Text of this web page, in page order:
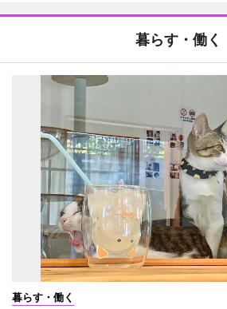
暮らす・働く
暮らす・働く